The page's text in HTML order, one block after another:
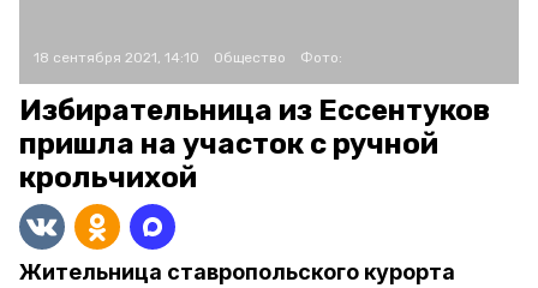
18 сентября 2021, 14:10 Общество Фото:
Избирательница из Ессентуков
пришла на участок с ручной
крольчихой
Жительница ставропольского курорта